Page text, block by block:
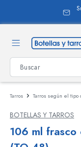
Tarros Tarros según el tipo
BOTELLAS Y TARROS
106 ml